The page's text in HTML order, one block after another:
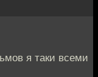
я таки всеми